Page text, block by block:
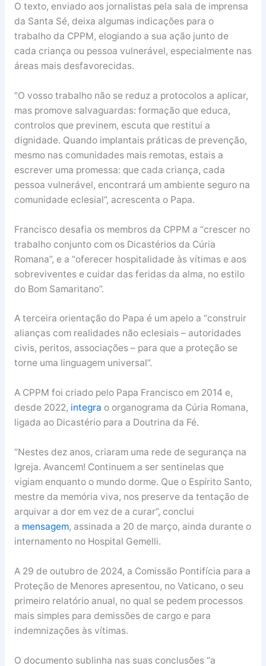
O texto, enviado aos jornalistas pela sala de imprensa
da Santa Sé, deixa algumas indicações para o
trabalho da CPPM, elogiando a sua ação junto de
cada criança ou pessoa vulnerável, especialmente nas
áreas mais desfavorecidas.
“O vosso trabalho não se reduz a protocolos a aplicar,
mas promove salvaguardas: formação que educa,
controlos que previnem, escuta que restitui a
dignidade. Quando implantais práticas de prevenção,
mesmo nas comunidades mais remotas, estais a
escrever uma promessa: que cada criança, cada
pessoa vulnerável, encontrará um ambiente seguro na
comunidade eclesial”, acrescenta o Papa.
Francisco desafia os membros da CPPM a “crescer no
trabalho conjunto com os Dicastérios da Cúria
Romana”, e a “oferecer hospitalidade às vítimas e aos
sobreviventes e cuidar das feridas da alma, no estilo
do Bom Samaritano”.
A terceira orientação do Papa é um apelo a “construir
alianças com realidades não eclesiais – autoridades
civis, peritos, associações – para que a proteção se
torne uma linguagem universal”.
A CPPM foi criado pelo Papa Francisco em 2014 e,
desde 2022, integra o organograma da Cúria Romana,
ligada ao Dicastério para a Doutrina da Fé.
“Nestes dez anos, criaram uma rede de segurança na
Igreja. Avancem! Continuem a ser sentinelas que
vigiam enquanto o mundo dorme. Que o Espírito Santo,
mestre da memória viva, nos preserve da tentação de
arquivar a dor em vez de a curar”, conclui
a mensagem, assinada a 20 de março, ainda durante o
internamento no Hospital Gemelli.
A 29 de outubro de 2024, a Comissão Pontifícia para a
Proteção de Menores apresentou, no Vaticano, o seu
primeiro relatório anual, no qual se pedem processos
mais simples para demissões de cargo e para
indemnizações às vítimas.
O documento sublinha nas suas conclusões “a